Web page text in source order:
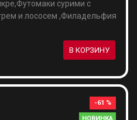
сурими с
и лососем ,Филадельфия
В КОРЗИНУ
-61 %